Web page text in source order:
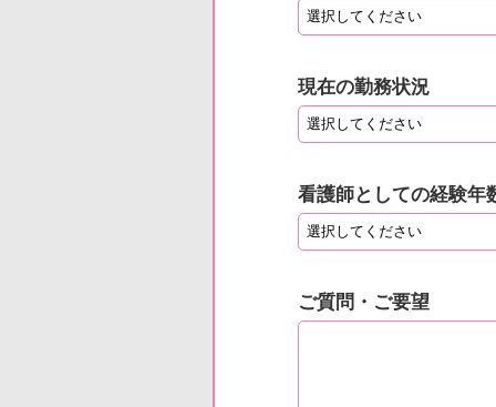
現在の勤務状況
看護師としての経験年
ご質問・ご要望